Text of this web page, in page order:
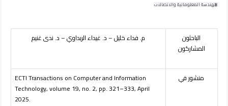
الهندسة المعلوماتية والاتصالات
الباحثون
المشاركون
م. فداء خليل – د. غيداء الربداوي – د. ندى غنيم
منشور في
ECTI Transactions on Computer and Information
Technology, volume 19, no. 2, pp. 321–333, April
2025.